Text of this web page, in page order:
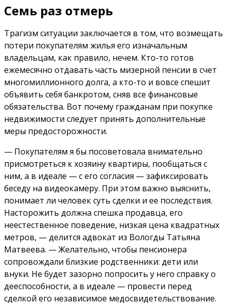
Семь раз отмерь
Трагизм ситуации заключается в том, что возмещать
потери покупателям жилья его изначальным
владельцам, как правило, нечем. Кто-то готов
ежемесячно отдавать часть мизерной пенсии в счет
многомиллионного долга, а кто-то и вовсе спешит
объявить себя банкротом, сняв все финансовые
обязательства. Вот почему гражданам при покупке
недвижимости следует принять дополнительные
меры предосторожности.
— Покупателям я бы посоветовала внимательно
присмотреться к хозяину квартиры, пообщаться с
ним, а в идеале — с его согласия — зафиксировать
беседу на видеокамеру. При этом важно выяснить,
понимает ли человек суть сделки и ее последствия.
Насторожить должна спешка продавца, его
неестественное поведение, низкая цена квадратных
метров, — делится адвокат из Вологды Татьяна
Матвеева. — Желательно, чтобы пенсионера
сопровождали близкие родственники: дети или
внуки. Не будет зазорно попросить у него справку о
дееспособности, а в идеале — провести перед
сделкой его независимое медосвидетельствование.